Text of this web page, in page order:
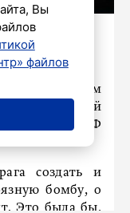
ядерным
Украиной
Совбеза РФ
создать и
бомбу, о
Это была бы,
Вы
файлов